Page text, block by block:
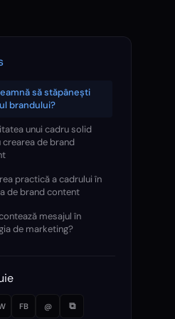
să stăpânești
brandului?
unui cadru solid
crearea de brand
practică a cadrului în
de brand content
mesajul în
de marketing?
FB @ ⧉